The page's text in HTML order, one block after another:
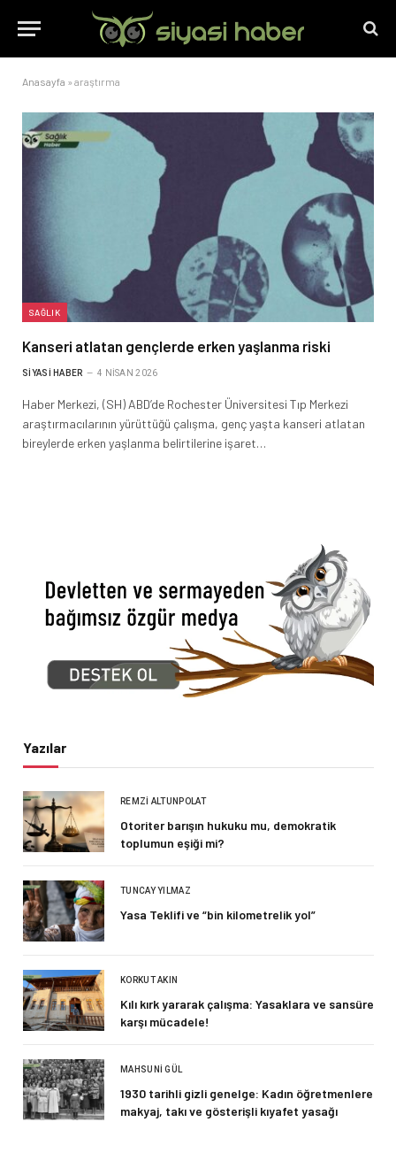
Anasayfa » araştırma
SAĞLIK
Kanseri atlatan gençlerde erken yaşlanma riski
SIYASI HABER 4 NISAN 2026
Haber Merkezi, (SH) ABD’de Rochester Üniversitesi Tıp Merkezi
araştırmacılarının yürüttüğü çalışma, genç yaşta kanseri atlatan
bireylerde erken yaşlanma belirtilerine işaret…
Yazılar
REMZI ALTUNPOLAT
Otoriter barışın hukuku mu, demokratik
toplumun eşiği mi?
TUNCAY YILMAZ
Yasa Teklifi ve “bin kilometrelik yol”
KORKUT AKIN
Kılı kırk yararak çalışma: Yasaklara ve sansüre
karşı mücadele!
MAHSUNI GÜL
1930 tarihli gizli genelge: Kadın öğretmenlere
makyaj, takı ve gösterişli kıyafet yasağı